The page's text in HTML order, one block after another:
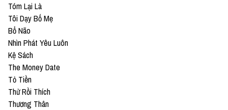
Tóm Lại Là
Tôi Dạy Bố Mẹ
Bổ Não
Nhìn Phát Yêu Luôn
Kệ Sách
The Money Date
Tỏ Tiền
Thử Rồi Thích
Thương Thân